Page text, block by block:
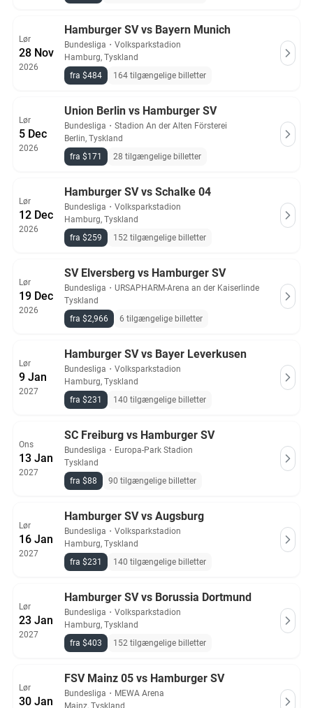
Lør
28 Nov
2026
Hamburger SV vs Bayern Munich
Bundesliga ・ Volksparkstadion
Hamburg, Tyskland
fra $484
164 tilgængelige billetter
Lør
5 Dec
2026
Union Berlin vs Hamburger SV
Bundesliga ・ Stadion An der Alten Försterei
Berlin, Tyskland
fra $171
28 tilgængelige billetter
Lør
12 Dec
2026
Hamburger SV vs Schalke 04
Bundesliga ・ Volksparkstadion
Hamburg, Tyskland
fra $259
152 tilgængelige billetter
Lør
19 Dec
2026
SV Elversberg vs Hamburger SV
Bundesliga ・ URSAPHARM-Arena an der Kaiserlinde
Tyskland
fra $2,966
6 tilgængelige billetter
Lør
9 Jan
2027
Hamburger SV vs Bayer Leverkusen
Bundesliga ・ Volksparkstadion
Hamburg, Tyskland
fra $231
140 tilgængelige billetter
Ons
13 Jan
2027
SC Freiburg vs Hamburger SV
Bundesliga ・ Europa-Park Stadion
Tyskland
fra $88
90 tilgængelige billetter
Lør
16 Jan
2027
Hamburger SV vs Augsburg
Bundesliga ・ Volksparkstadion
Hamburg, Tyskland
fra $231
140 tilgængelige billetter
Lør
23 Jan
2027
Hamburger SV vs Borussia Dortmund
Bundesliga ・ Volksparkstadion
Hamburg, Tyskland
fra $403
152 tilgængelige billetter
Lør
30 Jan
FSV Mainz 05 vs Hamburger SV
Bundesliga ・ MEWA Arena
Mainz, Tyskland